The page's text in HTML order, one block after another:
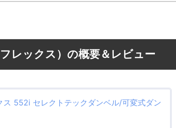
レックス）の概要＆レビュー
552i セレクトテックダンベル/可変式ダン